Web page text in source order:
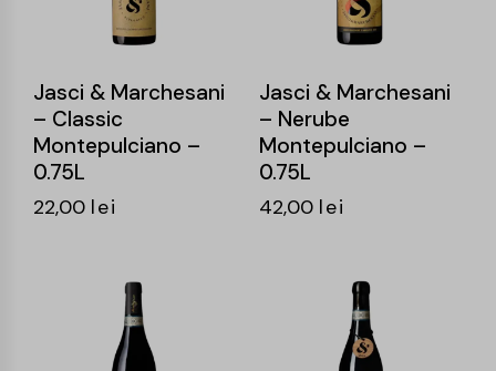
Jasci & Marchesani
– Classic
Montepulciano –
0.75L
22,00 lei
Jasci & Marchesani
– Nerube
Montepulciano –
0.75L
42,00 lei